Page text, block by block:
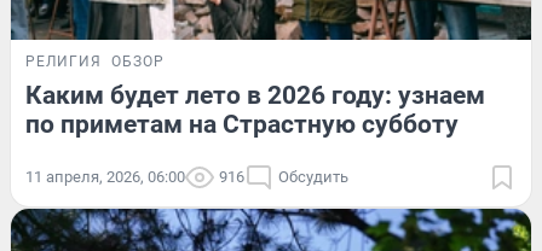
РЕЛИГИЯ ОБЗОР
Каким будет лето в 2026 году: узнаем
по приметам на Страстную субботу
11 апреля, 2026, 06:00 916 Обсудить